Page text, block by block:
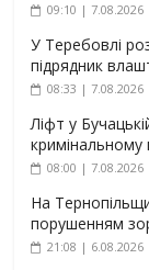
09:10 | 7.08.2026
У Теребовлі
підрядник
08:33 | 7.08.2026
Ліфт у
кримінальному
08:00 | 7.08.2026
На
порушенням
21:08 | 6.08.2026